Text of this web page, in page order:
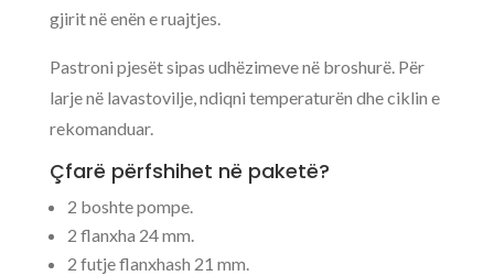
gjirit në enën e ruajtjes.
Pastroni pjesët sipas udhëzimeve në broshurë. Për
larje në lavastovilje, ndiqni temperaturën dhe ciklin e
rekomanduar.
Çfarë përfshihet në paketë?
2 boshte pompe.
2 flanxha 24 mm.
2 futje flanxhash 21 mm.